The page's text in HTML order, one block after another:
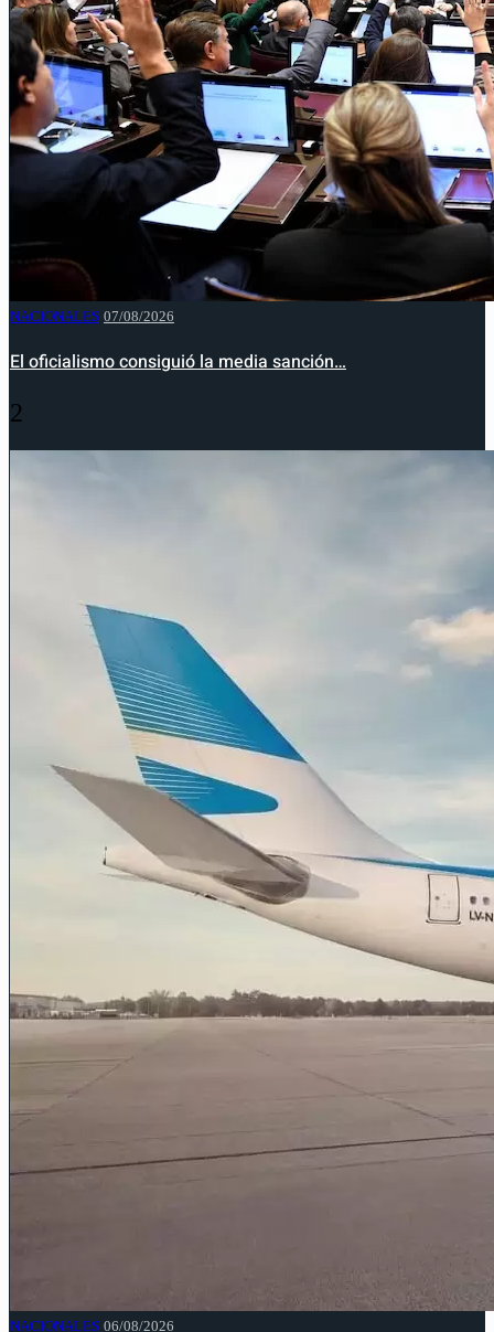
NACIONALES 07/08/2026
El oficialismo consiguió la media sanción…
2
NACIONALES 06/08/2026